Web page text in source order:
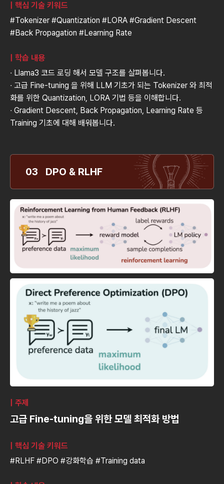
| 핵심 기술 키워드
#Tokenizer #Quantization #LORA #Gradient Descent
#Back Propagation #Learning Rate
| 학습 내용
∙ Llama3 코드 로딩 해서 모델 구조를 살펴봅니다.
∙ 고급 Fine-tuning 을 위해 LLM 기초가 되는 Tokenizer 와 최적
화를 위한 Quantization, LORA 기법 등을 이해합니다.
∙ Gradient Descent, Back Propagation, Learning Rate 등
Training 기초에 대해 배워봅니다.
03 DPO & RLHF
| 주제
고급 Fine-tuning을 위한 모델 최적화 방법
| 핵심 기술 키워드
#RLHF #DPO #강화학습 #Training data